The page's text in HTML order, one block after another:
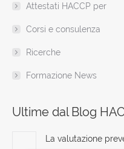
Attestati HACCP per
Corsi e consulenza
Ricerche
Formazione News
Ultime dal Blog
La valutazione